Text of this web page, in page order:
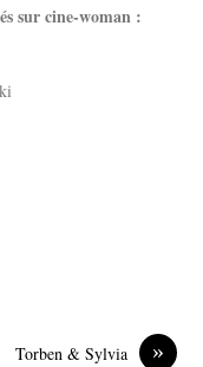
sur cine-woman :
»
Torben & Sylvia